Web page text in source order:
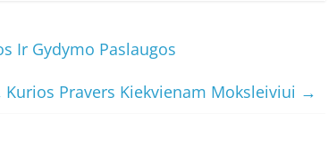
Ir Gydymo Paslaugos
Pravers Kiekvienam Moksleiviui →